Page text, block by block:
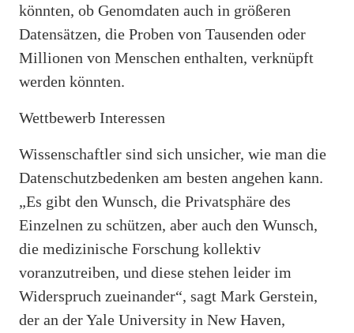
könnten, ob Genomdaten auch in größeren
Datensätzen, die Proben von Tausenden oder
Millionen von Menschen enthalten, verknüpft
werden könnten.
Wettbewerb Interessen
Wissenschaftler sind sich unsicher, wie man die
Datenschutzbedenken am besten angehen kann.
„Es gibt den Wunsch, die Privatsphäre des
Einzelnen zu schützen, aber auch den Wunsch,
die medizinische Forschung kollektiv
voranzutreiben, und diese stehen leider im
Widerspruch zueinander“, sagt Mark Gerstein,
der an der Yale University in New Haven,